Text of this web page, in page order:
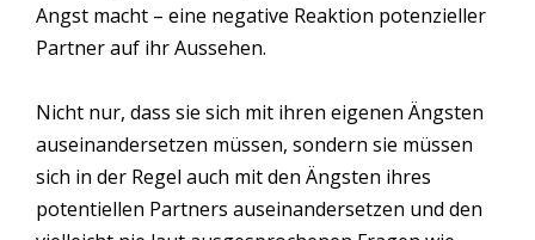
Angst macht – eine negative Reaktion potenzieller
Partner auf ihr Aussehen.
Nicht nur, dass sie sich mit ihren eigenen Ängsten
auseinandersetzen müssen, sondern sie müssen
sich in der Regel auch mit den Ängsten ihres
potentiellen Partners auseinandersetzen und den